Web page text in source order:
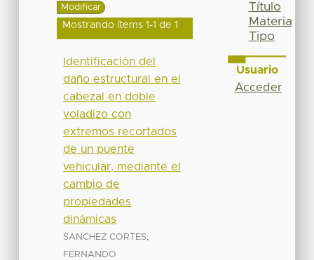
Mostrando ítems 1-1 de 1
Identificación del
daño estructural en el
cabezal en doble
voladizo con
extremos recortados
de un puente
vehicular, mediante el
cambio de
propiedades
dinámicas
SANCHEZ CORTES,
FERNANDO
Título
Materia
Tipo
Usuario
Acceder